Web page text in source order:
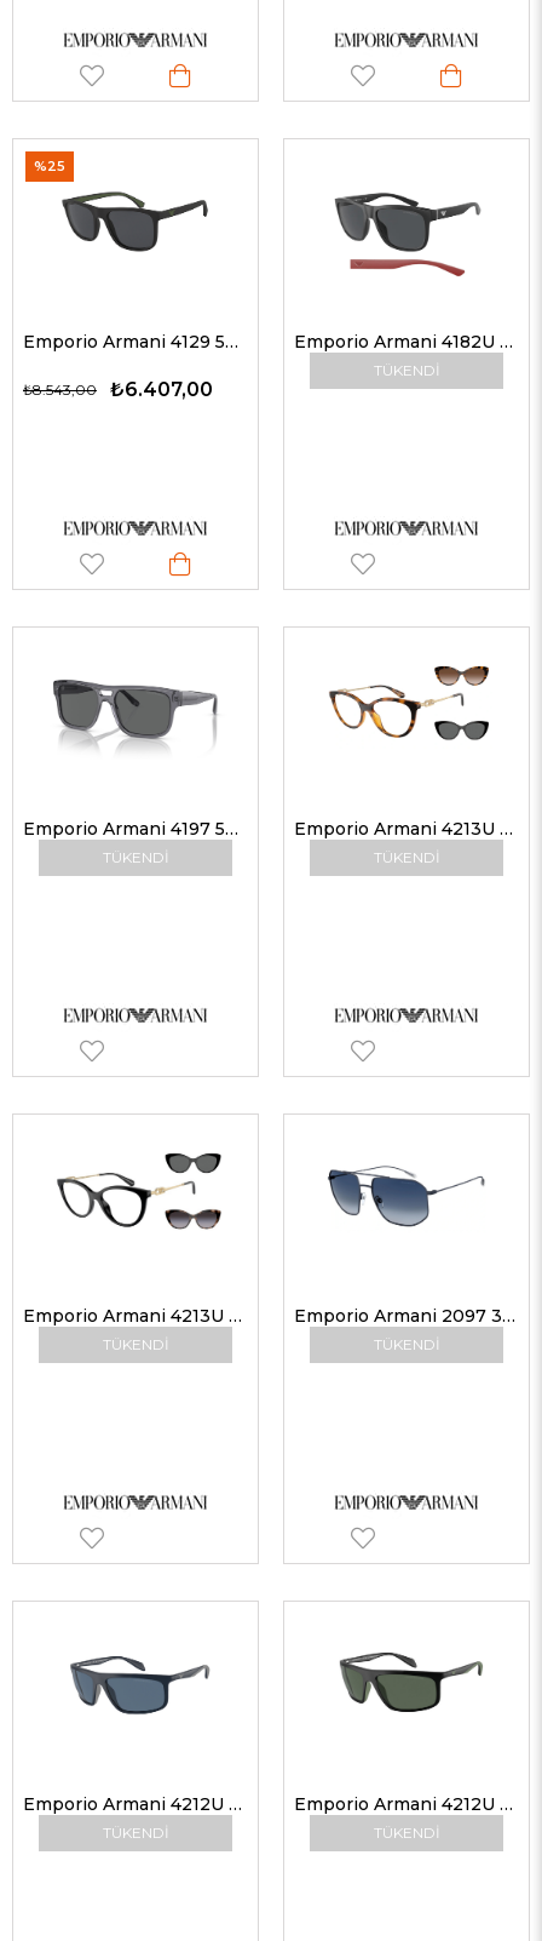
Emporio Armani 4129 504287 56 Erkek Güneş Gözlükleri
₺6.407,00
₺8.543,00
%25
TÜKENDI
Emporio Armani 4182U 500187 57 Erkek Güneş Gözlükleri
TÜKENDI
Emporio Armani 4197 502987 57 Erkek Güneş Gözlükleri
TÜKENDI
Emporio Armani 4213U 50261W 53 Klipsli Güneş Gözlüğü
TÜKENDI
Emporio Armani 4213U 50171W 53 Klipsli Gözlük
TÜKENDI
Emporio Armani 2097 30924L 59 Erkek Güneş Gözlükleri
TÜKENDI
Emporio Armani 4212U 508880 64 Erkek Güneş Gözlükleri
TÜKENDI
Emporio Armani 4212U 500171 64 Erkek Güneş Gözlükleri